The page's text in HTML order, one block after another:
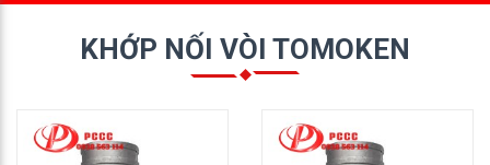
KHỚP NỐI VÒI TOMOKEN